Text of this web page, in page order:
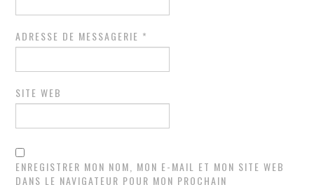
ADRESSE DE MESSAGERIE *
SITE WEB
ENREGISTRER MON NOM, MON E-MAIL ET MON SITE WEB
DANS LE NAVIGATEUR POUR MON PROCHAIN